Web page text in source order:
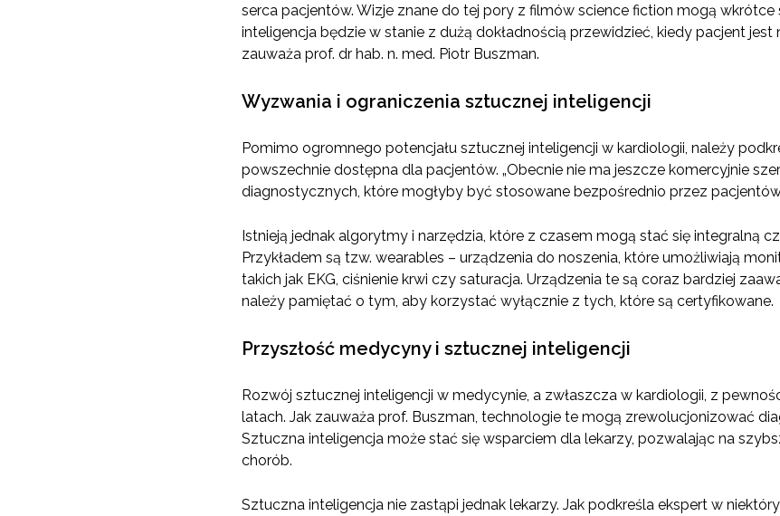
serca pacjentów. Wizje znane do tej pory z filmów science fiction mogą
inteligencja będzie w stanie z dużą dokładnością przewidzieć, kiedy pacjent jest
zauważa prof. dr hab. n. med. Piotr Buszman.
Wyzwania i ograniczenia sztucznej inteligencji
Pomimo ogromnego potencjału sztucznej inteligencji w kardiologii, należy
powszechnie dostępna dla pacjentów. „Obecnie nie ma jeszcze komercyjnie
diagnostycznych, które mogłyby być stosowane bezpośrednio przez
Istnieją jednak algorytmy i narzędzia, które z czasem mogą stać się integralną
Przykładem są tzw. wearables – urządzenia do noszenia, które umożliwiają
takich jak EKG, ciśnienie krwi czy saturacja. Urządzenia te są coraz bardziej
należy pamiętać o tym, aby korzystać wyłącznie z tych, które są certyfikowane.
Przyszłość medycyny i sztucznej inteligencji
Rozwój sztucznej inteligencji w medycynie, a zwłaszcza w kardiologii, z
latach. Jak zauważa prof. Buszman, technologie te mogą zrewolucjonizować
Sztuczna inteligencja może stać się wsparciem dla lekarzy, pozwalając na
chorób.
Sztuczna inteligencja nie zastąpi jednak lekarzy. Jak podkreśla ekspert w